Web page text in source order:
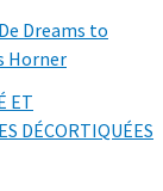
Dreams to
Horner
ET
DÉCORTIQUÉES